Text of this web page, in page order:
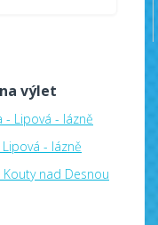
výlet
- Lipová - lázně
Lipová - lázně
nad Desnou